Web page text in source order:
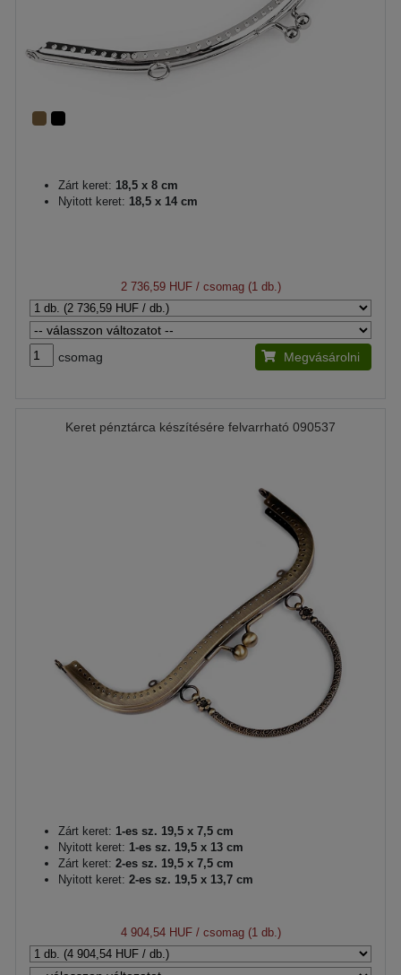
Zárt keret: 18,5 x 8 cm
Nyitott keret: 18,5 x 14 cm
2 736,59 HUF/ csomag (1 db.)
csomag Megvásárolni
Keret pénztárca készítésére felvarrható 090537
Zárt keret: 1-es sz. 19,5 x 7,5 cm
Nyitott keret: 1-es sz. 19,5 x 13 cm
Zárt keret: 2-es sz. 19,5 x 7,5 cm
Nyitott keret: 2-es sz. 19,5 x 13,7 cm
4 904,54 HUF/ csomag (1 db.)